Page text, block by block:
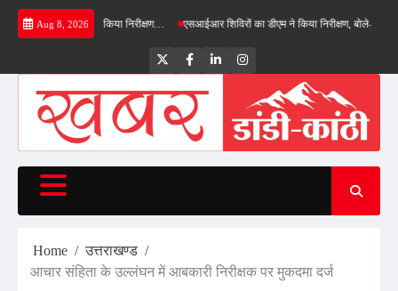
Skip
Aug 8, 2026
का डीएम ने किया निरीक्षण… एसआईआर शिविरों का डीएम ने किया निरीक्षण, बोले—कोई पात्र
TwitterFacebookLinkedInInstagram
Home
उत्तराखण्ड
आचार संहिता के उल्लंघन में आबकारी निरीक्षक पर मुकदमा दर्ज